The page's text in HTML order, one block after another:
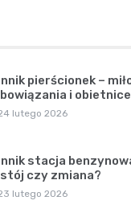
pierścionek –
i obietnice
lutego 2026
stacja
czy zmiana?
lutego 2026